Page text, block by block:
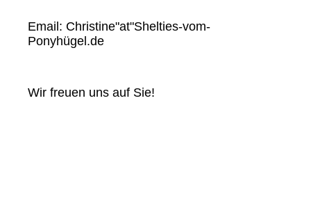
Email: Christine"at"Shelties-vom-
Ponyhügel.de
Wir freuen uns auf Sie!